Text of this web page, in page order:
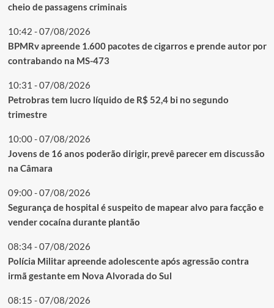
cheio de passagens criminais
10:42 - 07/08/2026
BPMRv apreende 1.600 pacotes de cigarros e prende autor por
contrabando na MS-473
10:31 - 07/08/2026
Petrobras tem lucro líquido de R$ 52,4 bi no segundo
trimestre
10:00 - 07/08/2026
Jovens de 16 anos poderão dirigir, prevê parecer em discussão
na Câmara
09:00 - 07/08/2026
Segurança de hospital é suspeito de mapear alvo para facção e
vender cocaína durante plantão
08:34 - 07/08/2026
Polícia Militar apreende adolescente após agressão contra
irmã gestante em Nova Alvorada do Sul
08:15 - 07/08/2026